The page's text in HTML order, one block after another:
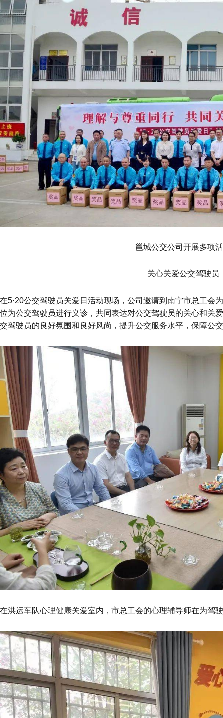
邕城公交公司开展多项
关心关爱公交驾驶员
在5·20公交驾驶员关爱日活动现场，公司邀请到南宁市总工会
位为公交驾驶员进行义诊，共同表达对公交驾驶员的关心和关
交驾驶员的良好氛围和良好风尚，提升公交服务水平，保障公
在洪运车队心理健康关爱室内，市总工会的心理辅导师在为驾